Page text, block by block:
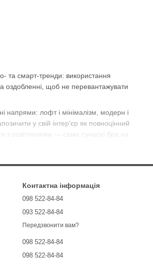
та смарт-тренди: використання
оздобленні, щоб не перевантажувати
напрями: лофт і мінімалізм, модерн і
у свій інтер’єр як повноцінний
з освітленням — саме сучасні бра на
продуманим і стилістично
створити зони освітлення, які
ритму й логіки.
Контактна інформація
098 522-84-84
093 522-84-84
Передзвонити вам?
098 522-84-84
098 522-84-84